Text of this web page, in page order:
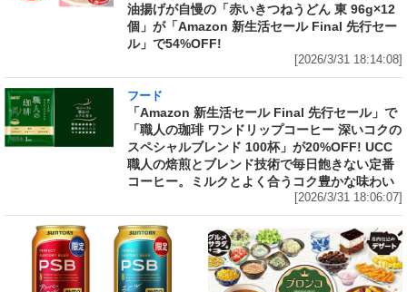
油揚げが自慢の「赤いきつねうどん 東 96g×12
個」が「Amazon 新生活セール Final 先行セー
ル」で54%OFF!
[2026/3/31 18:14:08]
フード
「Amazon 新生活セール Final 先行セール」で
「職人の珈琲 ワンドリップコーヒー 深いコクの
スペシャルブレンド 100杯」が20%OFF! UCC
職人の焙煎とブレンド技術で毎日飽きない定番
コーヒー。ミルクとよく合うコク豊かな味わい
[2026/3/31 18:06:07]